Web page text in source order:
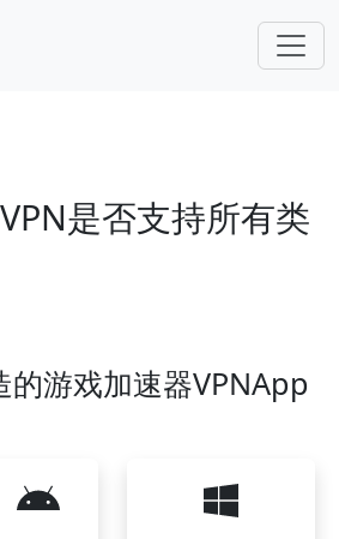
是否支持所有类
的游戏加速器VPNApp